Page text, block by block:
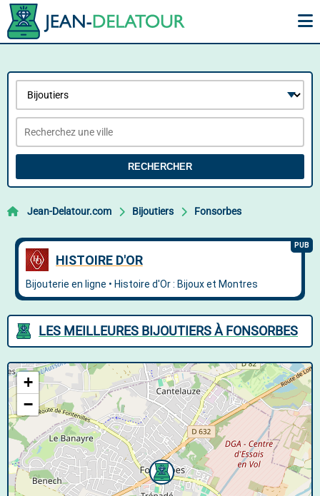
RECHERCHER
Jean-Delatour.com Bijoutiers Fonsorbes
LES MEILLEURES BIJOUTIERS À FONSORBES
+
−